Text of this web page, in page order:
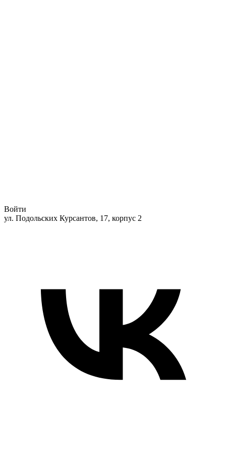
Войти
ул. Подольских Курсантов, 17, корпус 2